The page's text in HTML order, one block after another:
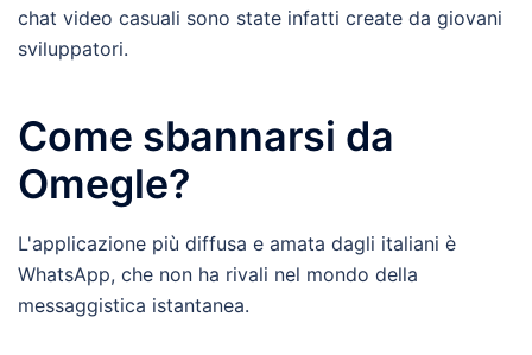
chat video casuali sono state infatti create da giovani
sviluppatori.
Come sbannarsi da
Omegle?
L'applicazione più diffusa e amata dagli italiani è
WhatsApp, che non ha rivali nel mondo della
messaggistica istantanea.